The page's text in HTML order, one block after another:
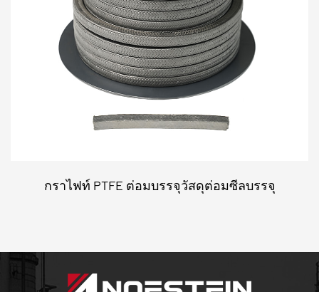
กราไฟท์ PTFE ต่อมบรรจุวัสดุต่อมซีลบรรจุ